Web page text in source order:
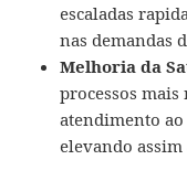
escaladas
nas demandas
Melhoria da
processos mais
atendimento
elevando